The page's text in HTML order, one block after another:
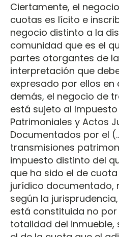
Ciertamente, el
cuotas es lícito e
negocio distinto a la
comunidad que es el
partes otorgantes de
interpretación que
expresado por ellos en
demás, el negocio de
está sujeto al
Patrimoniales y Actos
Documentados por el
transmisiones
impuesto distinto del
que ha sido el de
jurídico documentado,
según la
está constituida no por
totalidad del inmueble,